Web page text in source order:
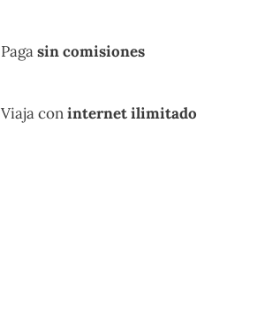
Pagasin comisiones
Viaja coninternet ilimitado